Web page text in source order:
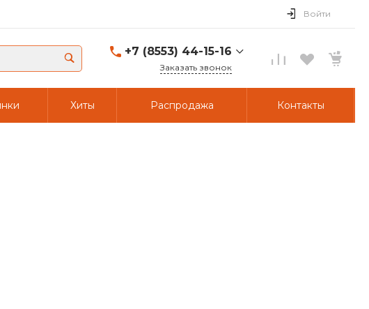
Войти
+7 (8553) 44-15-16
г. Альметьевск,
Заказать звонок
Хиты Распродажа Контакты